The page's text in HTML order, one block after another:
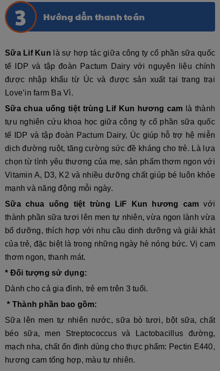
Hướng dẫn thanh toán
Sữa Lif Kun là sự hợp tác giữa công ty cổ phần sữa quốc
tế IDP và tập đoàn Pactum Dairy với nguyên liệu chính
được nhập khẩu từ Úc và được sản xuất tại trang trại
Love’in farm Ba Vì.
Sữa chua uống tiệt trùng Lif Kun hương cam là thành
tựu nghiên cứu khoa học giữa công ty cổ phần sữa quốc
tế IDP và tập đoàn Pactum Dairy, Úc giúp hỗ trợ hệ miễn
dịch đường ruột, tăng cường sức đề kháng cho trẻ. Là lựa
chọn từ tình yêu thương của mẹ, sản phẩm thơm ngon với
Vitamin A, D3, K2 và nhiều dưỡng chất giúp bé luôn khỏe
mạnh và năng động mỗi ngày.
Sữa chua uống tiệt trùng LiF Kun hương camvới
thành phần sữa tươi lên men tự nhiên, vừa ngon lành vừa
bổ dưỡng, thích hợp với nhu cầu dinh dưỡng và giải khát
của trẻ, đặc biệt là trong những ngày hè nóng bức. Vị cam
thơm ngon, thanh mát.
* Đối tượng sử dụng:
Dành cho cả gia đình, trẻ em trên 3 tuổi.
* Thành phần bao gồm:
Sữa lên men tự nhiên nước, sữa bò tươi, bột sữa, chất
béo sữa, men Streptococcus và Lactobacillus đường,
mạch nha, chất ổn định dùng cho thực phẩm: Pectin E440,
hương cam tổng hợp, màu tự nhiên.